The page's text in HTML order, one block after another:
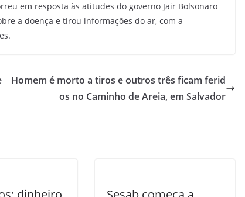
em resposta às atitudes do governo Jair Bolsonaro
a doença e tirou informações do ar, com a
Homem é morto a tiros e outros três ficam ferid
os no Caminho de Areia, em Salvador